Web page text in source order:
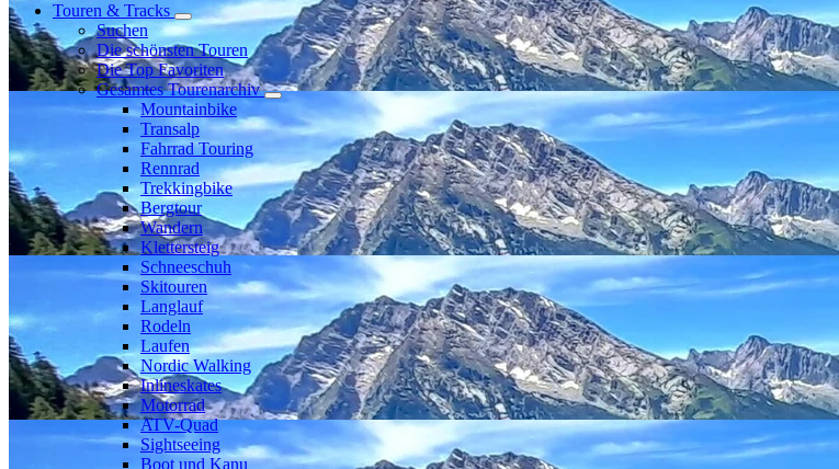
Touren & Tracks
Suchen
Die schönsten Touren
Die Top Favoriten
Gesamtes Tourenarchiv
Mountainbike
Transalp
Fahrrad Touring
Rennrad
Trekkingbike
Bergtour
Wandern
Klettersteig
Schneeschuh
Skitouren
Langlauf
Rodeln
Laufen
Nordic Walking
Inlineskates
Motorrad
ATV-Quad
Sightseeing
Boot und Kanu